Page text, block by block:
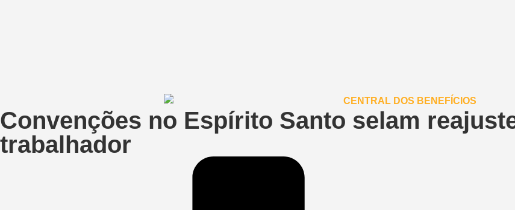
Convenções no Espírito Santo selam
trabalhador